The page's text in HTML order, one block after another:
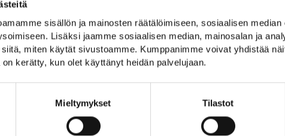
sisällön ja mainosten räätälöimiseen, sosiaalisen
Lisäksi jaamme sosiaalisen median, mainosalan ja
miten käytät sivustoamme. Kumppanimme voivat yhdistää
kerätty, kun olet käyttänyt heidän palvelujaan.
Mieltymykset Tilastot
together with your
traditional
or hiking in
sauna or walk around